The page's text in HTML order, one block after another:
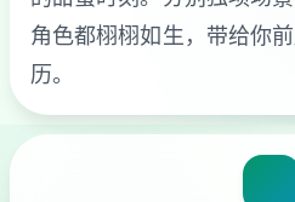
角色都栩栩如生，带给你
历。